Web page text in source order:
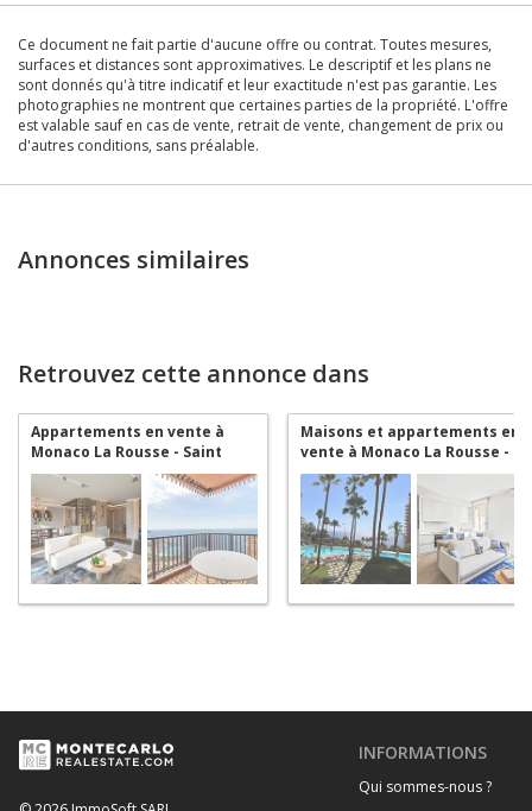
Ce document ne fait partie d'aucune offre ou contrat. Toutes mesures,
surfaces et distances sont approximatives. Le descriptif et les plans ne
sont donnés qu'à titre indicatif et leur exactitude n'est pas garantie. Les
photographies ne montrent que certaines parties de la propriété. L'offre
est valable sauf en cas de vente, retrait de vente, changement de prix ou
d'autres conditions, sans préalable.
Annonces similaires
Retrouvez cette annonce dans
Appartements en vente à
Monaco La Rousse - Saint
Roman
Maisons et appartements en
vente à Monaco La Rousse -
Saint Roman
INFORMATIONS
Qui sommes-nous ?